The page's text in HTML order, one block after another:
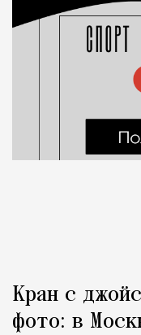
Кран с
фото: в